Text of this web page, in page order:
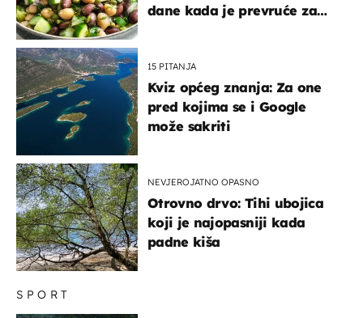
SPORT
dane kada je prevruće za
15 PITANJA
Kviz općeg znanja: Za one
pred kojima se i Google
može sakriti
NEVJEROJATNO OPASNO
Otrovno drvo: Tihi ubojica
koji je najopasniji kada
padne kiša